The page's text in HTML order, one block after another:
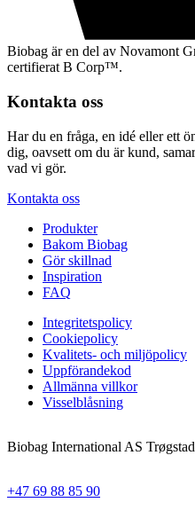
Biobag är en del av Novamont
certifierat B Corp™.
Kontakta oss
Har du en fråga, en idé eller ett
dig, oavsett om du är kund,
vad vi gör.
Kontakta oss
Produkter
Bakom Biobag
Gör skillnad
Inspiration
FAQ
Integritetspolicy
Cookiepolicy
Kvalitets- och miljöpolicy
Uppförandekod
Allmänna villkor
Visselblåsning
Biobag International AS
+47 69 88 85 90